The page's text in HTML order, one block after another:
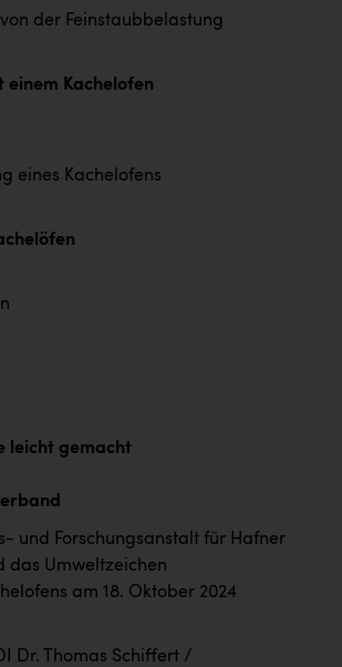
automation technology gmbh
der Feinstaubbelastung
Kachelofen
eines Kachelofens
leicht gemacht
und Forschungsanstalt für Hafner
das Umweltzeichen
am 18. Oktober 2024
Dr. Thomas Schiffert /